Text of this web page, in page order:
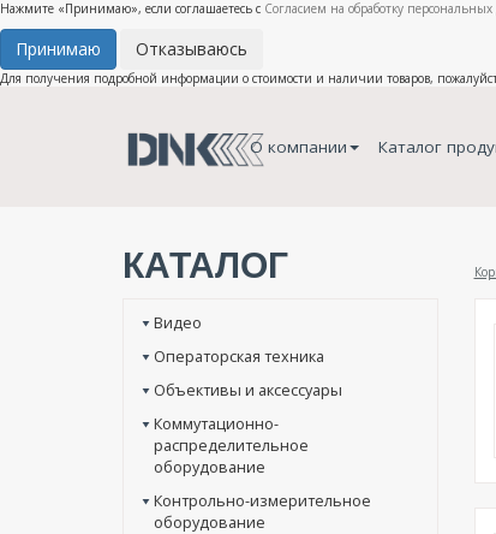
Нажмите «Принимаю», если соглашаетесь с Согласием на обработку
Принимаю Отказываюсь
Для получения подробной информации о стоимости и наличии товаров,
О компании Каталог
КАТАЛОГ
Видео
Операторская техника
Объективы и аксессуары
Коммутационно-
распределительное
оборудование
Контрольно-измерительное
оборудование